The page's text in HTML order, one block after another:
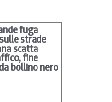
fuga
strade
scatta
fine
bollino nero